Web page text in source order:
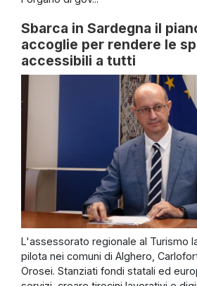
Sbarca in Sardegna il
accoglie per rendere le
accessibili a tutti
L'assessorato regionale al Turismo
pilota nei comuni di Alghero,
Orosei. Stanziati fondi statali ed